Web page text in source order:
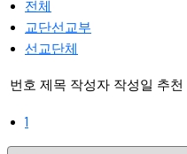
전체
교단선교부
선교단체
번호 제목 작성자 작성일 추천
1